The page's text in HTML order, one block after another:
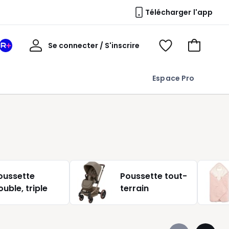
Télécharger l'app
Espace Pro
Mon
Se connecter / S'inscrire
Mon
Voir
Voir
triple
Poussette tout-
terrain